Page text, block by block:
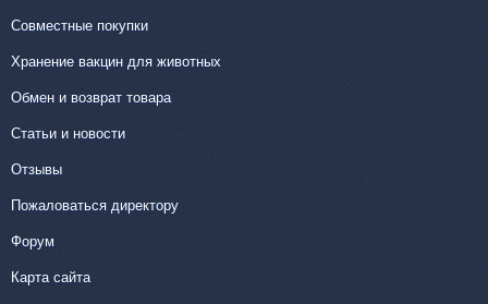
Совместные покупки
Хранение вакцин для животных
Обмен и возврат товара
Статьи и новости
Отзывы
Пожаловаться директору
Форум
Карта сайта